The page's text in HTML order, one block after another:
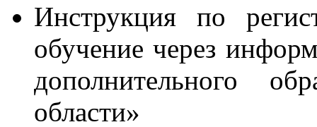
Инструкция по
обучение через
дополнительного
области»